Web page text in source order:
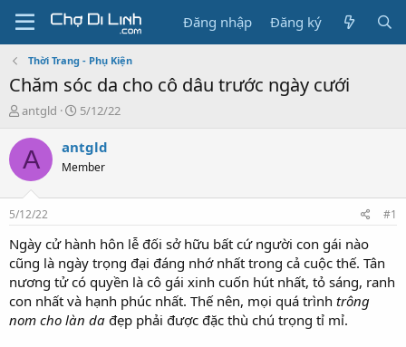
Đăng nhập Đăng ký
Thời Trang - Phụ Kiện
Chăm sóc da cho cô dâu trước ngày cưới
T
r
e
a
s
t
a
r
t
e
r
antgld
N
à
g
5/12/22
A antgld
Member
5/12/22 #1
Ngày cử hành hôn lễ đối sở hữu bất cứ người con gái nào
cũng là ngày trọng đại đáng nhớ nhất trong cả cuộc thế. Tân
nương tử có quyền là cô gái xinh cuốn hút nhất, tỏ sáng, ranh
con nhất và hạnh phúc nhất. Thế nên, mọi quá trình trông
nom cho làn da đẹp phải được đặc thù chú trọng tỉ mỉ.